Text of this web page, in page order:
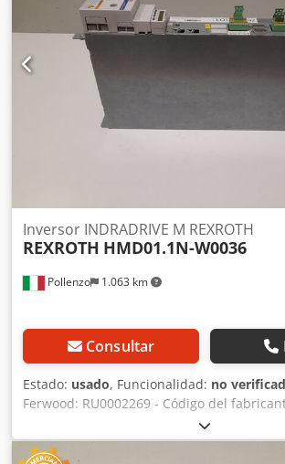
Pollenzo 1.063 km
Inversor INDRADRIVE M REXROTH
REXROTH HMD01.1N-W0036
Consultar
Estado: usado, Funcionalidad: no
Ferwood: RU0002269 - Código del
W0036 - Estado: Usado - Funcionalidad:
Máquina compatible: CNC HOMAG - Si